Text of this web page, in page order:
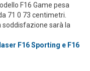
F16 Game pesa
71 0 73 centimetri.
soddisfazione sarà la
F16 Sporting e F16